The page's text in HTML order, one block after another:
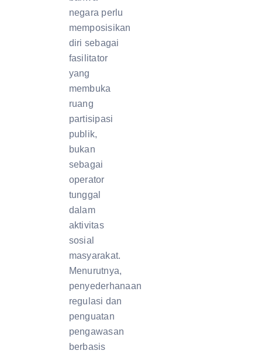
negara perlu
memposisikan
diri sebagai
fasilitator
yang
membuka
ruang
partisipasi
publik,
bukan
sebagai
operator
tunggal
dalam
aktivitas
sosial
masyarakat.
Menurutnya,
penyederhanaan
regulasi dan
penguatan
pengawasan
berbasis